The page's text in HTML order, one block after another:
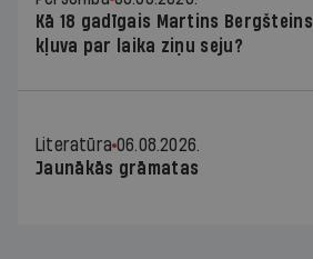
Kā 18 gadīgais Martins Bergšteins
kļuva par laika ziņu seju?
Literatūra 06.08.2026.
Jaunākās grāmatas